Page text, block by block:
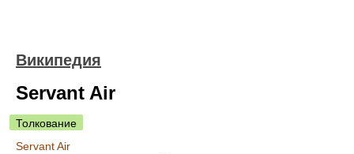
Википедия
Servant Air
Толкование
Servant Air